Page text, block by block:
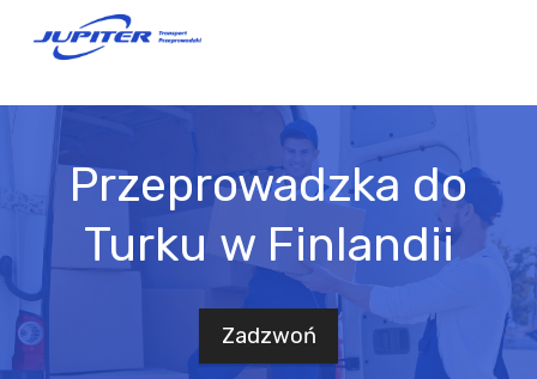
Przeprowadzka do
Turku w Finlandii
Zadzwoń